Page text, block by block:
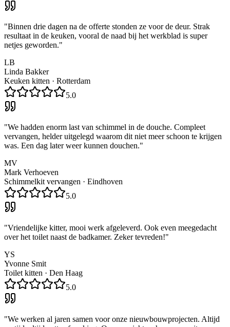
"Binnen drie dagen na de offerte stonden ze voor de deur. Strak
resultaat in de keuken, vooral de naad bij het werkblad is super
netjes geworden."
LB
Linda Bakker
Keuken kitten · Rotterdam
5.0
"We hadden enorm last van schimmel in de douche. Compleet
vervangen, helder uitgelegd waarom dit niet meer schoon te krijgen
was. Een dag later weer kunnen douchen."
MV
Mark Verhoeven
Schimmelkit vervangen · Eindhoven
5.0
"Vriendelijke kitter, mooi werk afgeleverd. Ook even meegedacht
over het toilet naast de badkamer. Zeker tevreden!"
YS
Yvonne Smit
Toilet kitten · Den Haag
5.0
"We werken al jaren samen voor onze nieuwbouwprojecten. Altijd